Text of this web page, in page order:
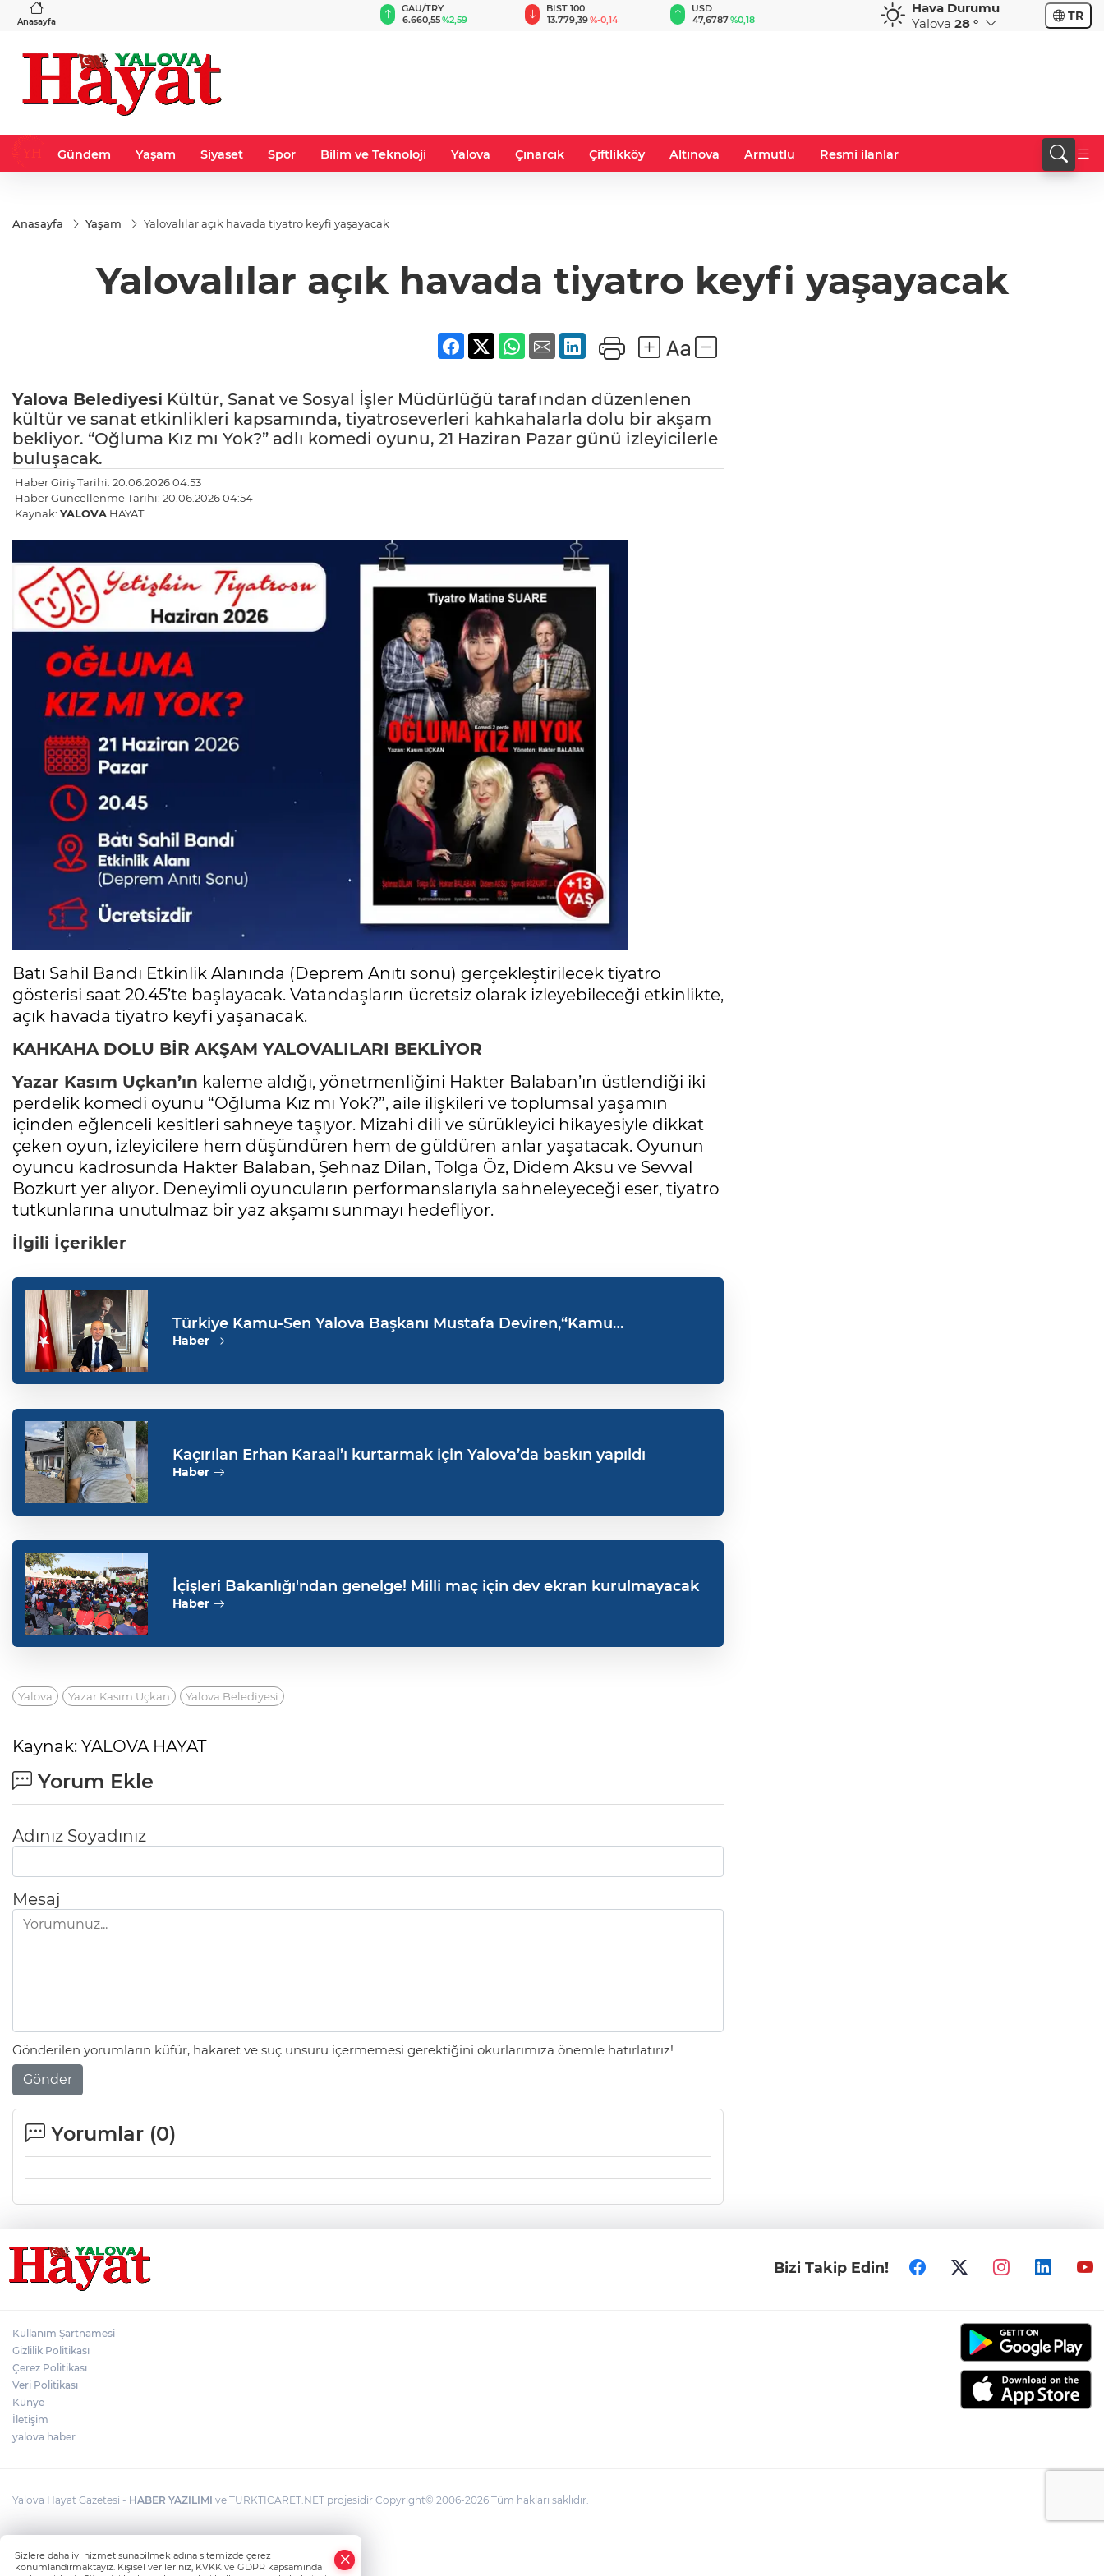
Anasayfa
%-0,22
BIST 100
13.779,39%-0,14
USD
47,6787 %0,18
EUR
55,1254 %0,32 %0,38
CHF
59,0083
Hava Durumu
Yalova 28 ° TR
Gündem Yaşam Siyaset Spor Bilim ve Teknoloji Yalova Çınarcık Çiftlikköy Altınova Armutlu Resmi ilanlar
Anasayfa Yaşam Yalovalılar açık havada tiyatro keyfi yaşayacak
Yalovalılar açık havada tiyatro keyfi yaşayacak
Yalova Belediyesi Kültür, Sanat ve Sosyal İşler Müdürlüğü tarafından düzenlenen
kültür ve sanat etkinlikleri kapsamında, tiyatroseverleri kahkahalarla dolu bir akşam
bekliyor. “Oğluma Kız mı Yok?” adlı komedi oyunu, 21 Haziran Pazar günü izleyicilerle
buluşacak.
Haber Giriş Tarihi: 20.06.2026 04:53
Haber Güncellenme Tarihi: 20.06.2026 04:54
Kaynak: YALOVA HAYAT
Batı Sahil Bandı Etkinlik Alanında (Deprem Anıtı sonu) gerçekleştirilecek tiyatro
gösterisi saat 20.45’te başlayacak. Vatandaşların ücretsiz olarak izleyebileceği etkinlikte,
açık havada tiyatro keyfi yaşanacak.
KAHKAHA DOLU BİR AKŞAM YALOVALILARI BEKLİYOR
Yazar Kasım Uçkan’ın kaleme aldığı, yönetmenliğini Hakter Balaban’ın üstlendiği iki
perdelik komedi oyunu “Oğluma Kız mı Yok?”, aile ilişkileri ve toplumsal yaşamın
içinden eğlenceli kesitleri sahneye taşıyor. Mizahi dili ve sürükleyici hikayesiyle dikkat
çeken oyun, izleyicilere hem düşündüren hem de güldüren anlar yaşatacak. Oyunun
oyuncu kadrosunda Hakter Balaban, Şehnaz Dilan, Tolga Öz, Didem Aksu ve Sevval
Bozkurt yer alıyor. Deneyimli oyuncuların performanslarıyla sahneleyeceği eser, tiyatro
tutkunlarına unutulmaz bir yaz akşamı sunmayı hedefliyor.
İlgili İçerikler
Türkiye Kamu-Sen Yalova Başkanı Mustafa Deviren,“Kamu
çalışanlarının haklarını savunmaya devam edeceğiz”
Haber
Kaçırılan Erhan Karaal’ı kurtarmak için Yalova’da baskın yapıldı
Haber
İçişleri Bakanlığı'ndan genelge! Milli maç için dev ekran kurulmayacak
Haber
Yalova Yazar Kasım Uçkan Yalova Belediyesi
Kaynak: YALOVA HAYAT
Yorum Ekle
Adınız Soyadınız
Mesaj
Gönderilen yorumların küfür, hakaret ve suç unsuru içermemesi gerektiğini okurlarımıza önemle hatırlatırız!
Gönder
Yorumlar (0)
Bizi Takip Edin!
Kullanım Şartnamesi
Gizlilik Politikası
Çerez Politikası
Veri Politikası
Künye
İletişim
yalova haber
Yalova Hayat Gazetesi - HABER YAZILIMI ve TURKTICARET.NET projesidir Copyright© 2006-2026 Tüm hakları saklıdır.
Sizlere daha iyi hizmet sunabilmek adına sitemizde çerez
konumlandırmaktayız. Kişisel verileriniz, KVKK ve GDPR kapsamında